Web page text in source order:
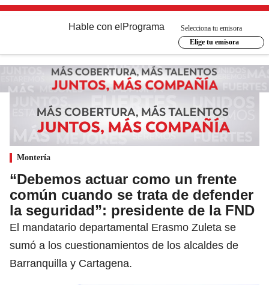
Hable con el Programa
Selecciona tu emisora
Elige tu emisora
Montería
“Debemos actuar como un frente
común cuando se trata de defender
la seguridad”: presidente de la FND
El mandatario departamental Erasmo Zuleta se
sumó a los cuestionamientos de los alcaldes de
Barranquilla y Cartagena.